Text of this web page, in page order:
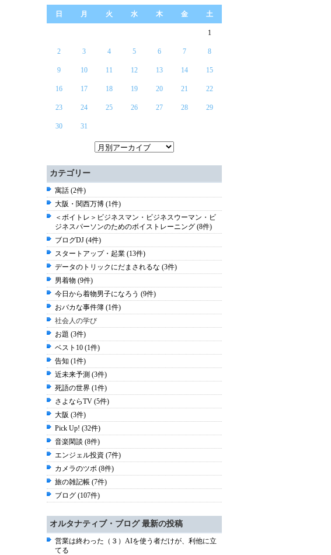
日 月 火 水 木 金 土
1
2 3 4 5 6 7 8
9 10 11 12 13 14 15
16 17 18 19 20 21 22
23 24 25 26 27 28 29
30 31
カテゴリー
寓話 (2件)
大阪・関西万博 (1件)
＜ボイトレ＞ビジネスマン・ビジネスウーマン・ビ
ジネスパーソンのためのボイストレーニング (8件)
ブログDJ (4件)
スタートアップ・起業 (13件)
データのトリックにだまされるな (3件)
男着物 (9件)
今日から着物男子になろう (9件)
おバカな事件簿 (1件)
社会人の学び
お題 (3件)
ベスト10 (1件)
告知 (1件)
近未来予測 (3件)
死語の世界 (1件)
さよならTV (5件)
大阪 (3件)
Pick Up! (32件)
音楽閑談 (8件)
エンジェル投資 (7件)
カメラのツボ (8件)
旅の雑記帳 (7件)
ブログ (107件)
オルタナティブ・ブログ 最新の投稿
営業は終わった（３）AIを使う者だけが、利他に立
てる